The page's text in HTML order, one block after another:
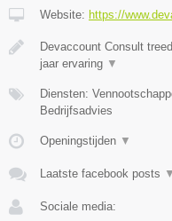
Website: https://
Devaccount Consult
jaar ervaring ▼
Diensten:
Bedrijfsadvies
Openingstijden ▼
Laatste facebook posts ▼
Sociale media: